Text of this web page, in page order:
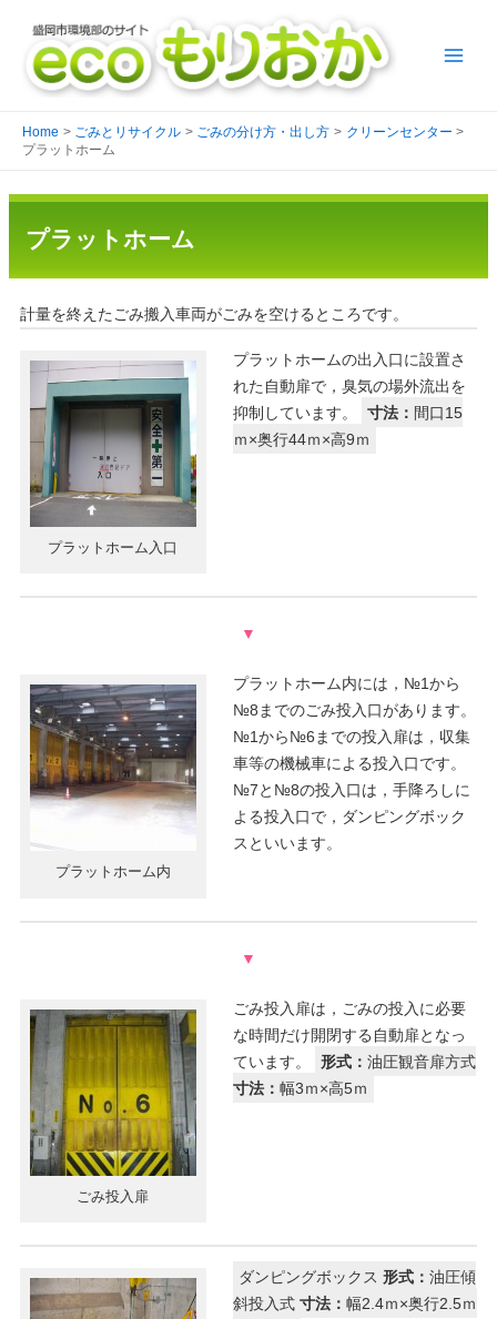
Home ごみとリサイクル ごみの分け方・出し方
クリーンセンター
プラットホーム
プラットホーム
計量を終えたごみ搬入車両がごみを空けるところです。
プラットホーム入口
プラットホームの出入口に設置さ
れた自動扉で，臭気の場外流出を
抑制しています。
寸法： 間口15
ｍ×奥行44ｍ×高9ｍ
▼
プラットホーム内
プラットホーム内には，№1から
№8までのごみ投入口があります。
№1から№6までの投入扉は，収集
車等の機械車による投入口です。
№7と№8の投入口は，手降ろしに
よる投入口で，ダンピングボック
スといいます。
▼
ごみ投入扉
ごみ投入扉は，ごみの投入に必要
な時間だけ開閉する自動扉となっ
ています。
形式： 油圧観音扉方式
寸法： 幅3ｍ×高5ｍ
ダンピングボックス 形式： 油圧傾
斜投入式 寸法： 幅2.4ｍ×奥行2.5ｍ